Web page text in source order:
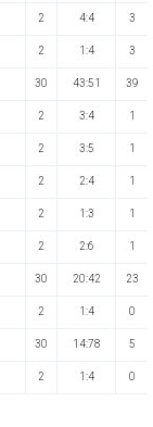
2 4:4 3
2 1:4 3
30 43:51 39
2 3:4 1
2 3:5 1
2 2:4 1
2 1:3 1
2 2:6 1
30 20:42 23
2 1:4 0
30 14:78 5
2 1:4 0